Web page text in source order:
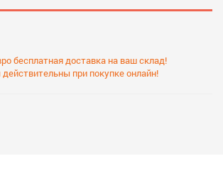
бесплатная доставка на ваш склад!
при покупке онлайн!